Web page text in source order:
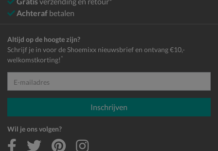
Achteraf betalen
Altijd op de hoogte zijn?
Schrijf je in voor de Shoemixx nieuwsbrief en ontvang €10,-
welkomstkorting! *
E-mailadres
Inschrijven
Wil je ons volgen?